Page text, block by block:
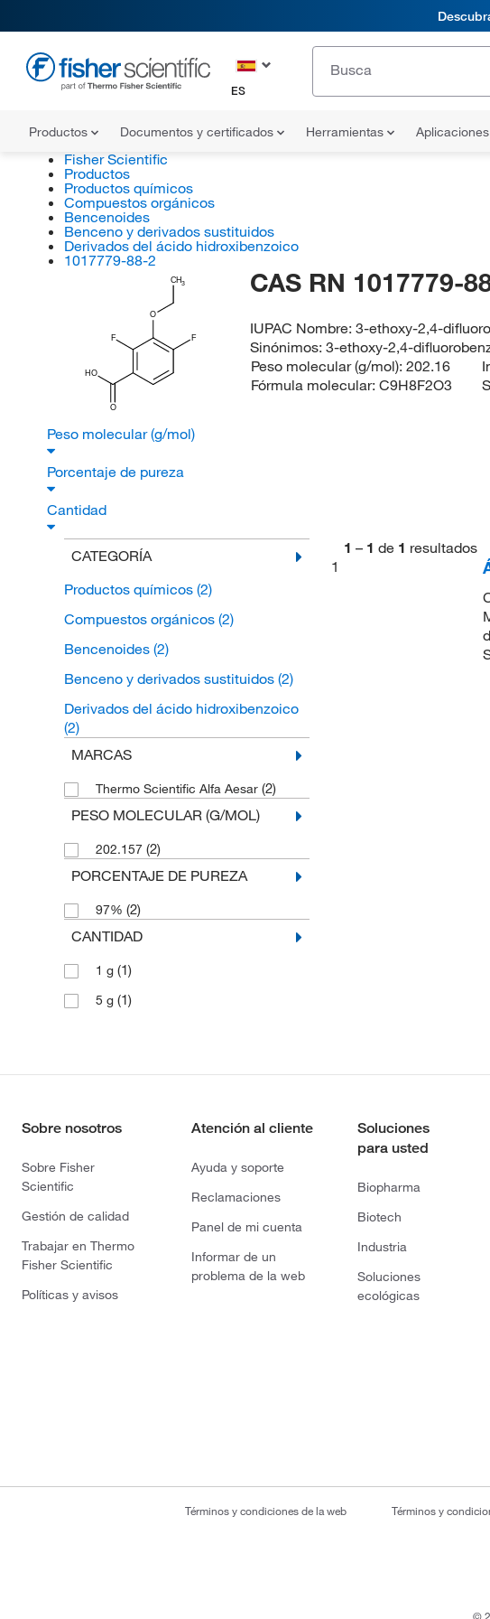
ES
Productos Documentos y certificados Herramientas Aplicaciones
Fisher Scientific
Productos
Productos químicos
Compuestos orgánicos
Bencenoides
Benceno y derivados sustituidos
Derivados del ácido hidroxibenzoico
1017779-88-2
CH3
O
F
O
HO
F
CAS RN 1017779-
IUPAC Nombre:3-ethoxy-2,4-
Sinónimos:3-ethoxy-2,4-
Peso molecular (g/mol): 202.16
Fórmula molecular: C9H8F2O3
Peso molecular (g/mol)
Porcentaje de pureza
Cantidad
CATEGORÍA
Productos químicos (2)
Compuestos orgánicos (2)
Bencenoides (2)
Benceno y derivados sustituidos (2)
Derivados del ácido hidroxibenzoico
(2)
MARCAS
Thermo Scientific Alfa Aesar (2)
PESO MOLECULAR (G/MOL)
202.157 (2)
PORCENTAJE DE PUREZA
97% (2)
CANTIDAD
1 g (1)
5 g (1)
1 – 1 de 1 resultados
1
Sobre nosotros
Sobre Fisher
Scientific
Gestión de calidad
Trabajar en Thermo
Fisher Scientific
Políticas y avisos
Atención al cliente
Ayuda y soporte
Reclamaciones
Panel de mi cuenta
Informar de un
problema de la web
Soluciones
para usted
Biopharma
Biotech
Industria
Soluciones
ecológicas
Términos y condiciones de la web Términos y